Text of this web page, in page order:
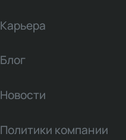
Карьера
Блог
Новости
Политики компании